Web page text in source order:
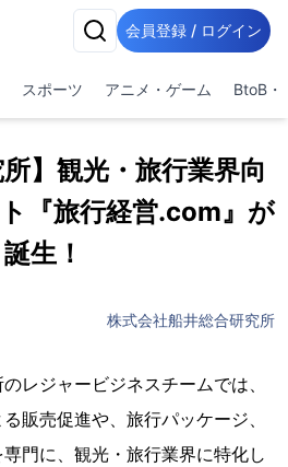
会員登録 / ログイン
スポーツ アニメ・ゲーム BtoB・
所】観光・旅行業界向
『旅行経営.com』が
誕生！
株式会社船井総合研究所
レジャービジネスチームでは、
販売促進や、旅行パッケージ、
門に、観光・旅行業界に特化し